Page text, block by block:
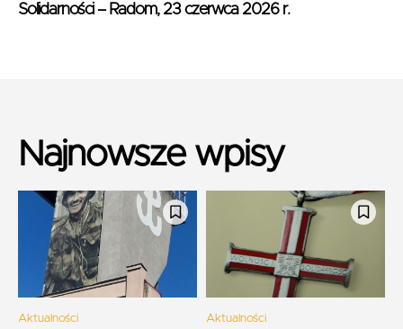
Solidarności – Radom, 23 czerwca 2026 r.
Najnowsze wpisy
Aktualności Aktualności